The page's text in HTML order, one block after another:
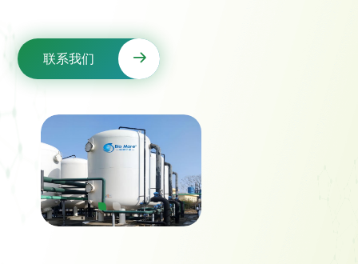
联系我们